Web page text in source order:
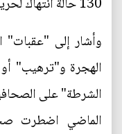
وأشار إلى "عقبات"
الهجرة و"ترهيب"
الشرطة" على
الماضي اضطرت